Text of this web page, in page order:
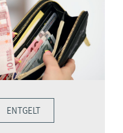
ENTGELT